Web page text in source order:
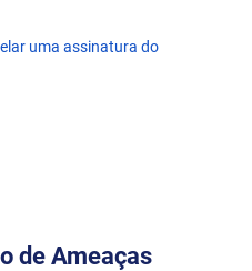
uma assinatura do
de Ameaças